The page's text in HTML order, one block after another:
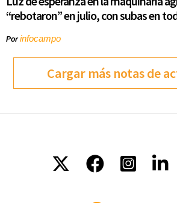
“rebotaron” en julio, con subas en
Porinfocampo
Cargar más notas de